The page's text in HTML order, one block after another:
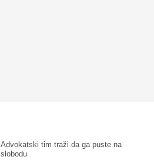
Advokatski tim traži da ga puste na
slobodu